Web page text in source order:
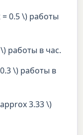
0.5 \) работы
работы в час.
\) работы в
3.33 \)